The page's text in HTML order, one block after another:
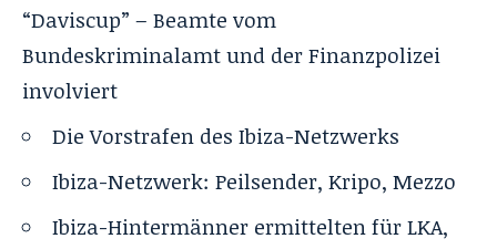
“Daviscup” – Beamte vom
Bundeskriminalamt und der Finanzpolizei
involviert
Die Vorstrafen des Ibiza-Netzwerks
Ibiza-Netzwerk: Peilsender, Kripo, Mezzo
Ibiza-Hintermänner ermittelten für LKA,